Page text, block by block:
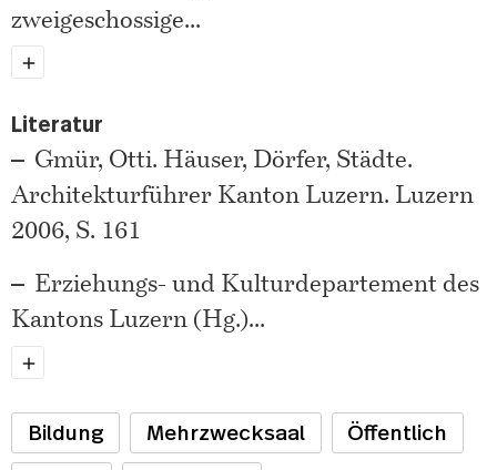
zweigeschossige...
Literatur
Gmür, Otti. Häuser, Dörfer, Städte.
Architekturführer Kanton Luzern. Luzern
2006, S. 161
Erziehungs- und Kulturdepartement des
Kantons Luzern (Hg.)...
Bildung Mehrzwecksaal Öffentlich